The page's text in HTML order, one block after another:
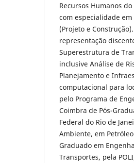
Recursos Humanos
com especialidade
(Projeto e
representação
Superestrutura de
inclusive Análise de
Planejamento e
computacional para
pelo Programa de
Coimbra de Pós-
Federal do Rio de
Ambiente, em Petróleo
Graduado em
Transportes, pela